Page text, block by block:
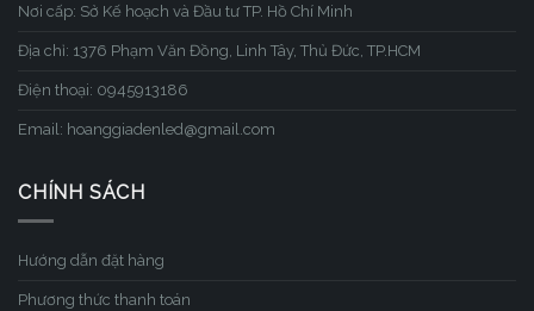
Nơi cấp: Sở Kế hoạch và Đầu tư TP. Hồ Chí Minh
Địa chỉ: 1376 Phạm Văn Đồng, Linh Tây, Thủ Đức, TP.HCM
Điện thoại: 0945913186
Email: hoanggiadenled@gmail.com
CHÍNH SÁCH
Hướng dẫn đặt hàng
Phương thức thanh toán